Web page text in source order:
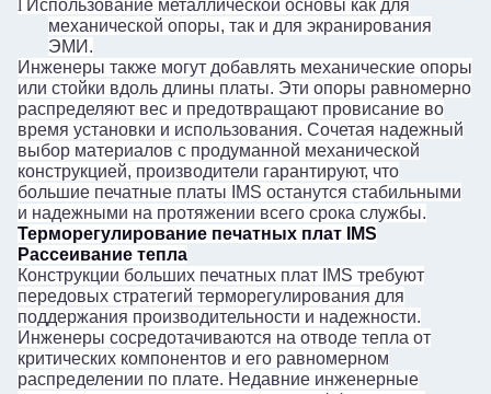
l Использование металлической основы как для
механической опоры, так и для экранирования
ЭМИ.
Инженеры также могут добавлять механические опоры
или стойки вдоль длины платы. Эти опоры равномерно
распределяют вес и предотвращают провисание во
время установки и использования. Сочетая надежный
выбор материалов с продуманной механической
конструкцией, производители гарантируют, что
большие печатные платы IMS останутся стабильными
и надежными на протяжении всего срока службы.
Терморегулирование печатных плат IMS
Рассеивание тепла
Конструкции больших печатных плат IMS требуют
передовых стратегий терморегулирования для
поддержания производительности и надежности.
Инженеры сосредотачиваются на отводе тепла от
критических компонентов и его равномерном
распределении по плате. Недавние инженерные